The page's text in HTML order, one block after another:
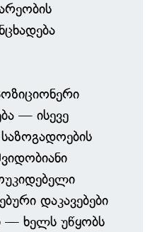
— ისევე
დაკავებები
— ხელს უწყობს